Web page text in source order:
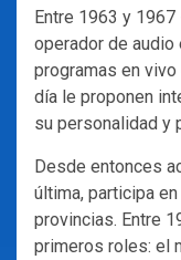
Entre 1963 y
operador de audio
programas en
día le proponen
su personalidad y
Desde entonces
última, participa
provincias. Entre
primeros roles: el